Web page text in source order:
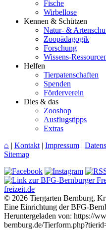
Fische
Wirbellose
Kennen & Schützen
Natur- &
Zoopädagogik
Forschung
Wissens-
Helfen
Tierpatenschaften
Spenden
Förderverein
Dies & das
Zooshop
Ausflugstipps
Extras
⌂ | Kontakt | Impressum |
Sitemap
© 2026 Tiergarten Bernburg,
Eine Einrichtung der BFG-
Heruntergeladen von: https://
bernburg.de/